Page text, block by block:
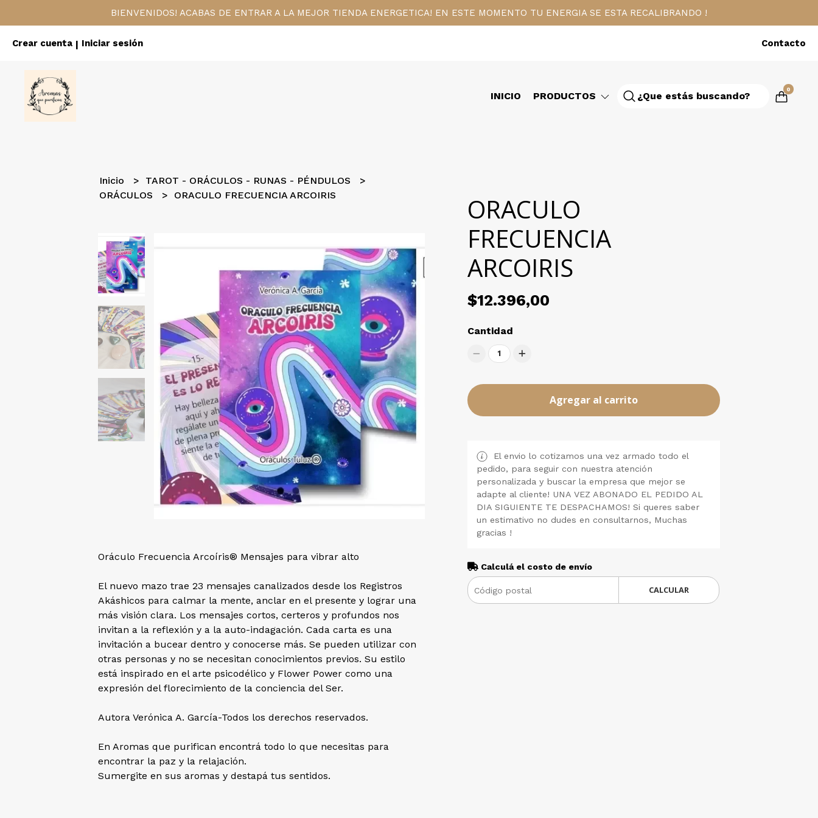
BIENVENIDOS! ACABAS DE ENTRAR A LA MEJOR TIENDA ENERGETICA! EN ESTE MOMENTO TU ENERGIA SE ESTA RECALIBRANDO !
Crear cuenta | Iniciar sesión Contacto
INICIO PRODUCTOS
0
Inicio
TAROT - ORÁCULOS - RUNAS - PÉNDULOS
ORÁCULOS
ORACULO FRECUENCIA ARCOIRIS
Oráculo Frecuencia Arcoíris® Mensajes para vibrar alto
El nuevo mazo trae 23 mensajes canalizados desde los Registros
Akáshicos para calmar la mente, anclar en el presente y lograr una
más visión clara. Los mensajes cortos, certeros y profundos nos
invitan a la reflexión y a la auto-indagación. Cada carta es una
invitación a bucear dentro y conocerse más. Se pueden utilizar con
otras personas y no se necesitan conocimientos previos. Su estilo
está inspirado en el arte psicodélico y Flower Power como una
expresión del florecimiento de la conciencia del Ser.
Autora Verónica A. García-Todos los derechos reservados.
En Aromas que purifican encontrá todo lo que necesitas para
encontrar la paz y la relajación.
Sumergite en sus aromas y destapá tus sentidos.
ORACULO
FRECUENCIA
ARCOIRIS
$12.396,00
Cantidad
1
Agregar al carrito
El envio lo cotizamos una vez armado todo el
pedido, para seguir con nuestra atención
personalizada y buscar la empresa que mejor se
adapte al cliente! UNA VEZ ABONADO EL PEDIDO AL
DIA SIGUIENTE TE DESPACHAMOS! Si queres saber
un estimativo no dudes en consultarnos, Muchas
gracias !
Calculá el costo de envío
CALCULAR